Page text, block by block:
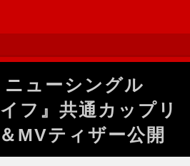
ューシングル
フ』共通カップリ
MVティザー公開